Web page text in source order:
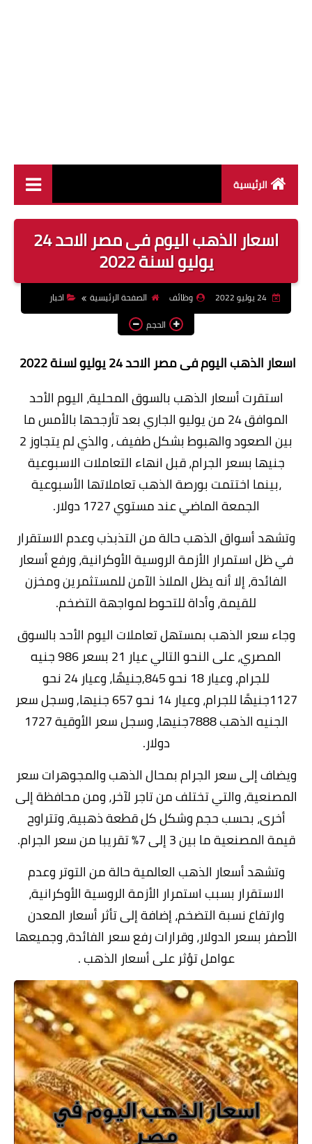
الرئيسية
وظائف القطاع العام
وظائف القطاع الخاص
وظائف وزارة القوى العاملة
وظائف اعضاء هيئة تدريس
اسعار الذهب اليوم فى مصر الاحد 24
يوليو لسنة 2022
24 يوليو 2022 وظائف الصفحة الرئيسية
اخبار
الحجم
اسعار الذهب اليوم فى مصر الاحد 24 يوليو لسنة 2022
استقرت أسعار الذهب بالسوق المحلية، اليوم الأحد
الموافق 24 من يوليو الجاري بعد تأرجحها بالأمس ما
بين الصعود والهبوط بشكل طفيف ، والذي لم يتجاوز 2
جنيها بسعر الجرام، قبل انهاء التعاملات الاسبوعية
،بينما اختتمت بورصة الذهب تعاملاتها الأسبوعية
الجمعة الماضي عند مستوي 1727 دولار.
وتشهد أسواق الذهب حالة من التذبذب وعدم الاستقرار
في ظل استمرار الأزمة الروسية الأوكرانية، ورفع أسعار
الفائدة، إلا أنه يظل الملاذ الآمن للمستثمرين ومخزن
للقيمة، وأداة للتحوط لمواجهة التضخم.
وجاء سعر الذهب بمستهل تعاملات اليوم الأحد بالسوق
المصري، على النحو التالي عيار 21 بسعر 986 جنيه
للجرام، وعيار 18 نحو 845,جنيهًا، وعيار 24 نحو
1127جنيهًا للجرام، وعيار 14 نحو 657 جنيها, وسجل سعر
الجنيه الذهب 7888جنيها، وسجل سعر الأوقية 1727
دولار.
ويضاف إلى سعر الجرام بمحال الذهب والمجوهرات سعر
المصنعية، والتي تختلف من تاجر لآخر، ومن محافظة إلى
أخرى، بحسب حجم وشكل كل قطعة ذهبية، وتتراوح
قيمة المصنعية ما بين 3 إلى 7% تقريبا من سعر الجرام.
وتشهد أسعار الذهب العالمية حالة من التوتر وعدم
الاستقرار بسبب استمرار الأزمة الروسية الأوكرانية،
وارتفاع نسبة التضخم، إضافة إلى تأثر أسعار المعدن
الأصفر بسعر الدولار، وقرارات رفع سعر الفائدة، وجميعها
عوامل تؤثر على أسعار الذهب .